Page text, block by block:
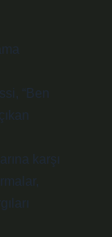
“Ben
karşı